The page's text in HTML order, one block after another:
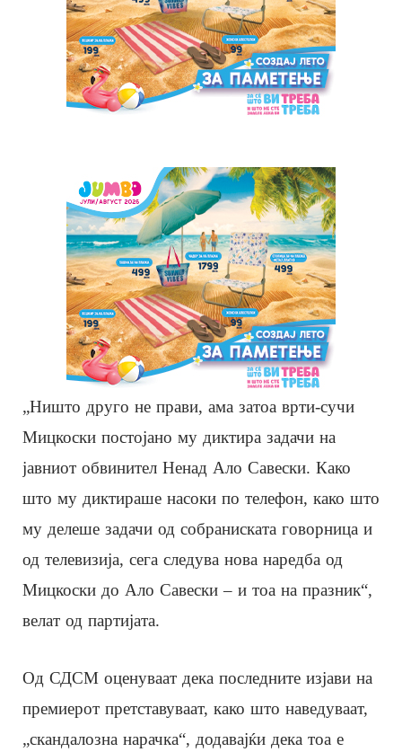
„Ништо друго не прави, ама затоа врти-сучи
Мицкоски постојано му диктира задачи на
јавниот обвинител Ненад Ало Савески. Како
што му диктираше насоки по телефон, како што
му делеше задачи од собраниската говорница и
од телевизија, сега следува нова наредба од
Мицкоски до Ало Савески – и тоа на празник“,
велат од партијата.
Од СДСМ оценуваат дека последните изјави на
премиерот претставуваат, како што наведуваат,
„скандалозна нарачка“, додавајќи дека тоа е